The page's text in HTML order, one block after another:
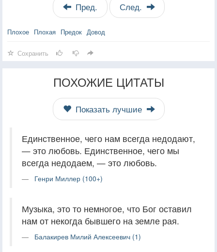
Пред. След.
Плохое Плохая Предок Довод
Сохранить
ПОХОЖИЕ ЦИТАТЫ
Показать лучшие
Единственное, чего нам всегда недодают,
— это любовь. Единственное, чего мы
всегда недодаем, — это любовь.
Генри Миллер (100+)
Музыка, это то немногое, что Бог оставил
нам от некогда бывшего на земле рая.
Балакирев Милий Алексеевич (1)